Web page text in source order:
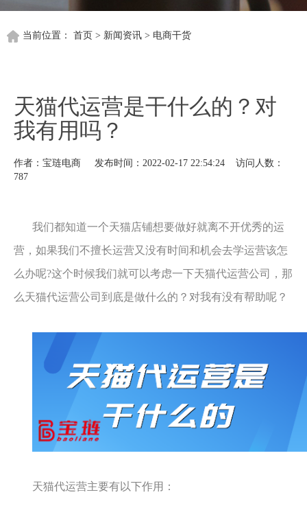
当前位置： 首页 > 新闻资讯> 电商干货
天猫代运营是干什么的？对
我有用吗？
作者：宝琏电商 发布时间：2022-02-17 22:54:24 访问人数：
787
我们都知道一个天猫店铺想要做好就离不开优秀的运
营，如果我们不擅长运营又没有时间和机会去学运营该怎
么办呢?这个时候我们就可以考虑一下天猫代运营公司，那
么天猫代运营公司到底是做什么的？对我有没有帮助呢？
天猫代运营主要有以下作用：